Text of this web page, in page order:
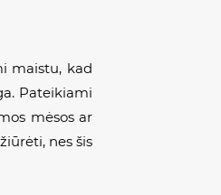
maistu, kad
Pateikiami
mėsos ar
nes šis